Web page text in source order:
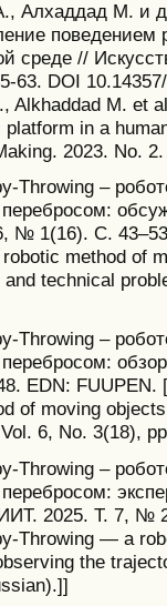
Алхаддад М. и
среде //
DOI
Alkhaddad M. et
in a
2023. No.
Throwing –
№ 1(16). С.
method of
technical
Throwing –
EDN: FUUPEN.
of moving
6, No. 3(18),
Throwing –
2025. Т. 7, №
Throwing — a
the